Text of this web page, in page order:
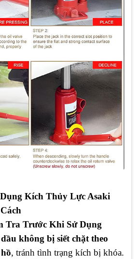
Kích Thủy Lực Asaki
Tra Trước Khi Sử Dụng
không bị siết chặt theo
, tránh tình trạng kích bị khóa.